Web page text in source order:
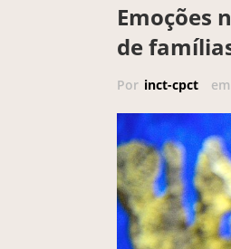
Emoções
de
Por inct-cpct em